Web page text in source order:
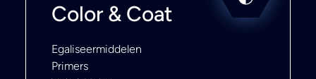
Color & Coat
Egaliseermiddelen
Primers